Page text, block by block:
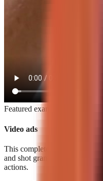
Featured example
Video ads
This complete product ad
and shot grammar using
actions.